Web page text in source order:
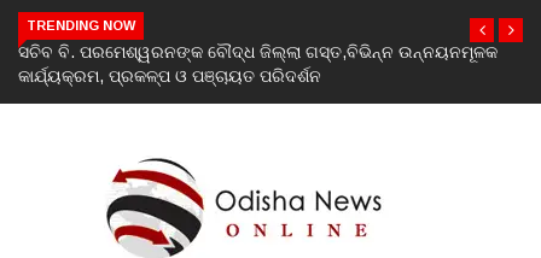
TRENDING NOW
ଉନ୍ନୟନମୂଳକ
India’s youth greatest strength, potential
Rahul Gandhi at ‘Chhatron Ki Goonj’ event